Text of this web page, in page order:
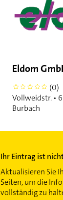
Eldom
0
(0)
Vollweidstr. •
Burbach
Ihr Eintrag ist
Aktualisieren Sie
Seiten, um die
vollständig zu